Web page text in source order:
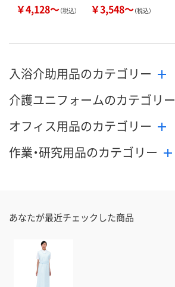
￥4,128～（税込） ￥3,548～（税込）
入浴介助用品のカテゴリー
介護ユニフォームのカテゴリー
オフィス用品のカテゴリー
作業・研究用品のカテゴリー
あなたが最近チェックした商品